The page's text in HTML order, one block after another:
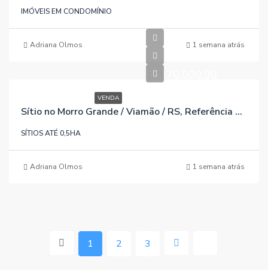
IMÓVEIS EM CONDOMÍNIO
Adriana Olmos 1 semana atrás
VENDA
R$370.000,00
Sítio no Morro Grande / Viamão / RS, Referência 648
SÍTIOS ATÉ 0,5HA
Adriana Olmos 1 semana atrás
1 2 3